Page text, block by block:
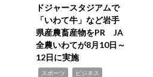
ドジャースタジアムで
「いわて牛」など岩手
県産農畜産物をPR JA
全農いわてが8月10日～
12日に実施
スポーツ ビジネス